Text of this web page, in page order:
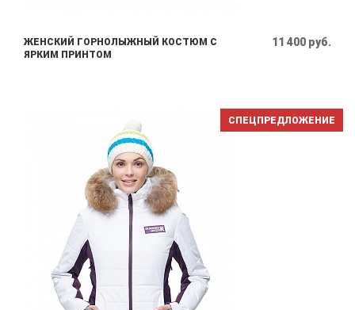
ЖЕНСКИЙ ГОРНОЛЫЖНЫЙ КОСТЮМ С
ЯРКИМ ПРИНТОМ
11 400 руб.
СПЕЦПРЕДЛОЖЕНИЕ